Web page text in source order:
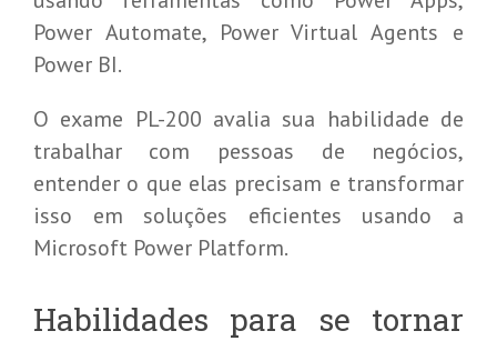
Power Automate, Power Virtual Agents e
Power BI.
O exame PL-200 avalia sua habilidade de
trabalhar com pessoas de negócios,
entender o que elas precisam e transformar
isso em soluções eficientes usando a
Microsoft Power Platform.
Habilidades para se tornar